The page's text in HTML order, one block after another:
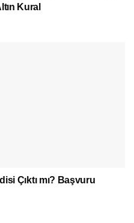
Kural
Çıktı mı? Başvuru